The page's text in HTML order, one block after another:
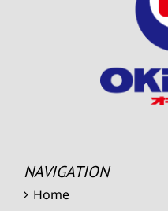
NAVIGATION
Home